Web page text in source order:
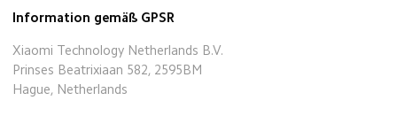
Information gemäß GPSR
Xiaomi Technology Netherlands B.V.
Prinses Beatrixiaan 582, 2595BM
Hague, Netherlands